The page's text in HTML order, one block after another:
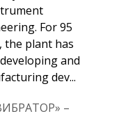
For 95
the plant has
and
dev...
–